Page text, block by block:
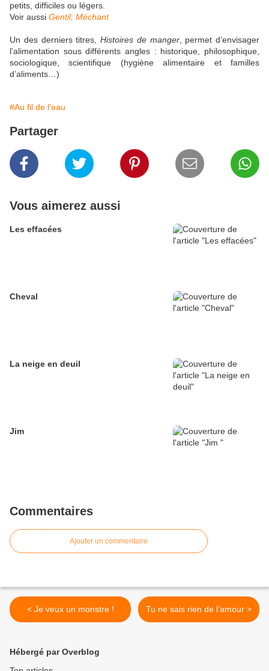
petits, difficiles ou légers.
Voir aussi Gentil, Méchant
Un des derniers titres, Histoires de manger, permet d’envisager
l’alimentation sous différents angles : historique, philosophique,
sociologique, scientifique (hygiène alimentaire et familles
d’aliments…)
#Au fil de l'eau
Partager
Vous aimerez aussi
Les effacées
Cheval
La neige en deuil
Jim
Commentaires
Ajouter un commentaire
< Je veux un monstre ! Tu ne sais rien de l’amour >
Hébergé par Overblog